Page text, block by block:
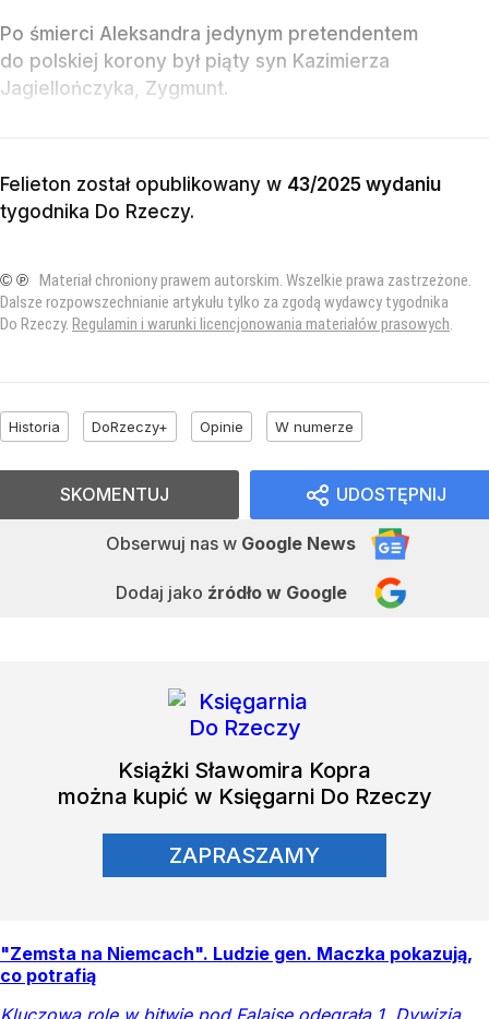
Po śmierci Aleksandra jedynym pretendentem
do polskiej korony był piąty syn Kazimierza
Jagiellończyka, Zygmunt.
Felieton został opublikowany w 43/2025 wydaniu
tygodnika Do Rzeczy.
© ℗ Materiał chroniony prawem autorskim. Wszelkie prawa zastrzeżone.
Dalsze rozpowszechnianie artykułu tylko za zgodą wydawcy tygodnika
Do Rzeczy. Regulamin i warunki licencjonowania materiałów prasowych.
Historia DoRzeczy+ Opinie W numerze
UDOSTĘPNIJ
Obserwuj nas w Google News
Dodaj jako źródło w Google
SKOMENTUJ
Książki Sławomira Kopra
można kupić w Księgarni Do Rzeczy
ZAPRASZAMY
"Zemsta na Niemcach". Ludzie gen. Maczka pokazują,
co potrafią
Kluczową rolę w bitwie pod Falaise odegrała 1. Dywizja